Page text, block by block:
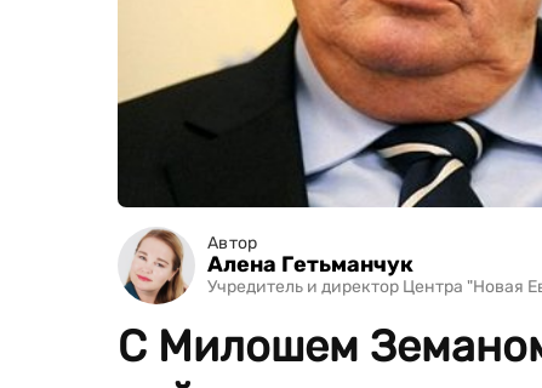
Автор
Алена Гетьманчук
Учредитель и директор Центра "Новая
С Милошем